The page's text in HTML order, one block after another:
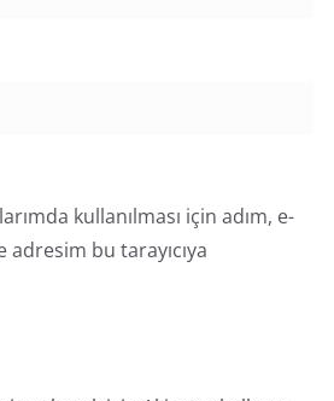
kullanılması için adım, e-
bu tarayıcıya